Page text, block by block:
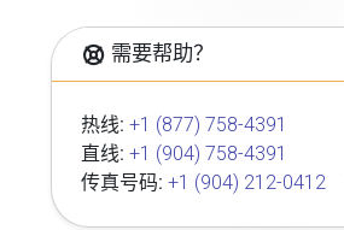
需要帮助？
热线: +1 (877) 758-4391
直线: +1 (904) 758-4391
传真号码: +1 (904) 212-0412